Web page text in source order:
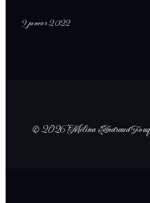
9 janvier 2022
© 2026 Mélina Andraud